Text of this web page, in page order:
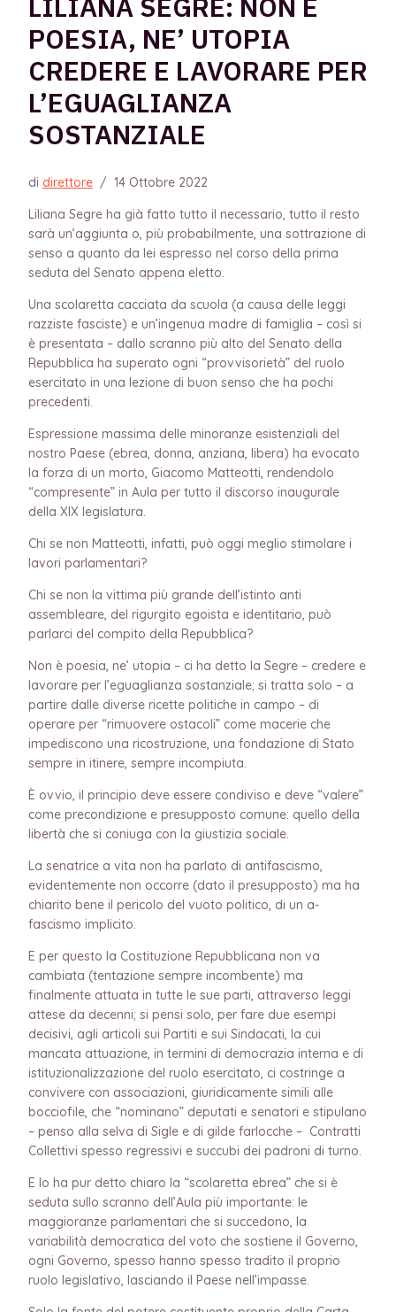
POESIA, NE’ UTOPIA
CREDERE E LAVORARE PER
L’EGUAGLIANZA
SOSTANZIALE
di direttore / 14 Ottobre 2022
Liliana Segre ha già fatto tutto il necessario, tutto il resto
sarà un’aggiunta o, più probabilmente, una sottrazione di
senso a quanto da lei espresso nel corso della prima
seduta del Senato appena eletto.
Una scolaretta cacciata da scuola (a causa delle leggi
razziste fasciste) e un’ingenua madre di famiglia – così si
è presentata – dallo scranno più alto del Senato della
Repubblica ha superato ogni “provvisorietà” del ruolo
esercitato in una lezione di buon senso che ha pochi
precedenti.
Espressione massima delle minoranze esistenziali del
nostro Paese (ebrea, donna, anziana, libera) ha evocato
la forza di un morto, Giacomo Matteotti, rendendolo
“compresente” in Aula per tutto il discorso inaugurale
della XIX legislatura.
Chi se non Matteotti, infatti, può oggi meglio stimolare i
lavori parlamentari?
Chi se non la vittima più grande dell’istinto anti
assembleare, del rigurgito egoista e identitario, può
parlarci del compito della Repubblica?
Non è poesia, ne’ utopia – ci ha detto la Segre – credere e
lavorare per l’eguaglianza sostanziale; si tratta solo – a
partire dalle diverse ricette politiche in campo – di
operare per “rimuovere ostacoli” come macerie che
impediscono una ricostruzione, una fondazione di Stato
sempre in itinere, sempre incompiuta.
È ovvio, il principio deve essere condiviso e deve “valere”
come precondizione e presupposto comune: quello della
libertà che si coniuga con la giustizia sociale.
La senatrice a vita non ha parlato di antifascismo,
evidentemente non occorre (dato il presupposto) ma ha
chiarito bene il pericolo del vuoto politico, di un a-
fascismo implicito.
E per questo la Costituzione Repubblicana non va
cambiata (tentazione sempre incombente) ma
finalmente attuata in tutte le sue parti, attraverso leggi
attese da decenni; si pensi solo, per fare due esempi
decisivi, agli articoli sui Partiti e sui Sindacati, la cui
mancata attuazione, in termini di democrazia interna e di
istituzionalizzazione del ruolo esercitato, ci costringe a
convivere con associazioni, giuridicamente simili alle
bocciofile, che “nominano” deputati e senatori e stipulano
– penso alla selva di Sigle e di gilde farlocche – Contratti
Collettivi spesso regressivi e succubi dei padroni di turno.
E lo ha pur detto chiaro la “scolaretta ebrea” che si è
seduta sullo scranno dell’Aula più importante: le
maggioranze parlamentari che si succedono, la
variabilità democratica del voto che sostiene il Governo,
ogni Governo, spesso hanno spesso tradito il proprio
ruolo legislativo, lasciando il Paese nell’impasse.